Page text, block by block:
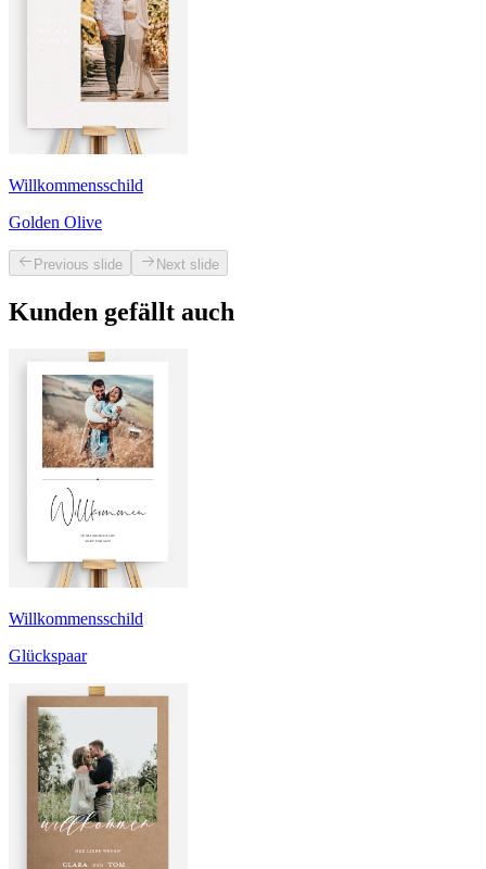
Willkommensschild
Golden Olive
Previous slide Next slide
Kunden gefällt auch
Willkommensschild
Glückspaar